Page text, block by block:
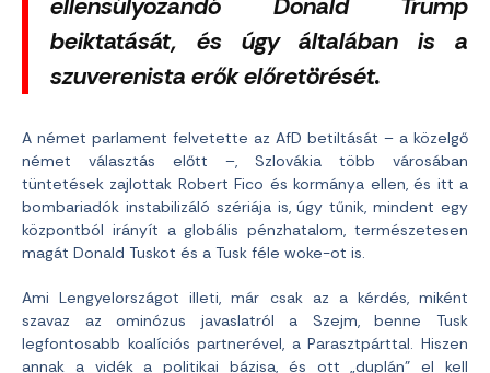
ellensúlyozandó Donald Trump
beiktatását, és úgy általában is a
szuverenista erők előretörését.
A német parlament felvetette az AfD betiltását – a közelgő
német választás előtt –, Szlovákia több városában
tüntetések zajlottak Robert Fico és kormánya ellen, és itt a
bombariadók instabilizáló szériája is, úgy tűnik, mindent egy
központból irányít a globális pénzhatalom, természetesen
magát Donald Tuskot és a Tusk féle woke-ot is.
Ami Lengyelországot illeti, már csak az a kérdés, miként
szavaz az ominózus javaslatról a Szejm, benne Tusk
legfontosabb koalíciós partnerével, a Parasztpárttal. Hiszen
annak a vidék a politikai bázisa, és ott „duplán” el kell